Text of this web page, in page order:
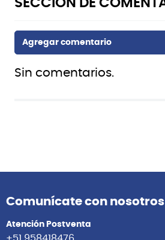
Sin comentarios.
Comunícate con nosotros
Atención Postventa